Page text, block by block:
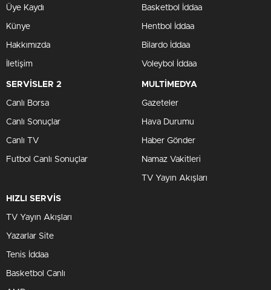
Üye Kaydı
Künye
Hakkımızda
İletişim
Basketbol İddaa
Hentbol İddaa
Bilardo İddaa
Voleybol İddaa
SERVİSLER 2
Canlı Borsa
Canlı Sonuçlar
Canlı TV
Futbol Canlı Sonuçlar
MULTİMEDYA
Gazeteler
Hava Durumu
Haber Gönder
Namaz Vakitleri
TV Yayın Akışları
HIZLI SERVİS
TV Yayın Akışları
Yazarlar Site
Tenis İddaa
Basketbol Canlı